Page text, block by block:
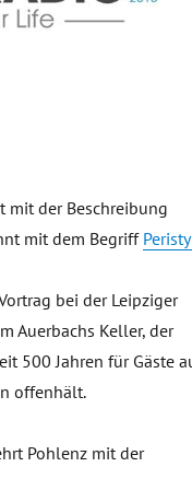
mit der Beschreibung
mit dem Begriff
bei der Leipziger
Auerbachs Keller, der
500 Jahren für Gäste
offenhält.
Pohlenz mit der